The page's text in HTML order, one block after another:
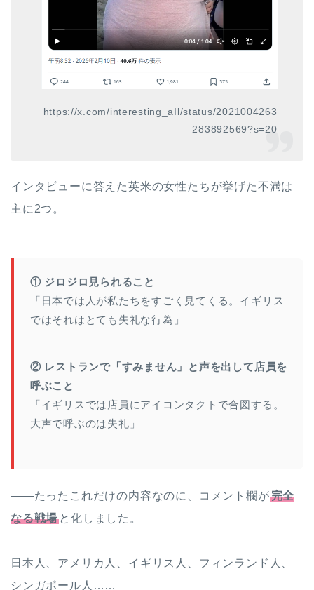
https://x.com/interesting_aIl/status/2021004263
283892569?s=20
インタビューに答えた英米の女性たちが挙げた不満は
主に2つ。
① ジロジロ見られること
「日本では人が私たちをすごく見てくる。イギリス
ではそれはとても失礼な行為」
② レストランで「すみません」と声を出して店員を
呼ぶこと
「イギリスでは店員にアイコンタクトで合図する。
大声で呼ぶのは失礼」
——たったこれだけの内容なのに、コメント欄が完全
なる戦場 と化しました。
日本人、アメリカ人、イギリス人、フィンランド人、
シンガポール人……